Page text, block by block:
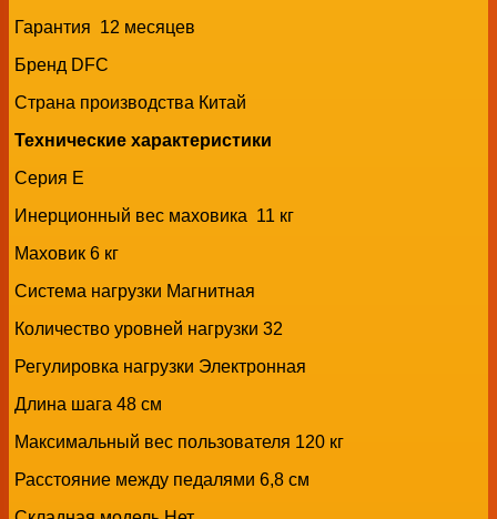
Гарантия 12 месяцев
Бренд DFC
Страна производства Китай
Технические характеристики
Серия E
Инерционный вес маховика 11 кг
Маховик 6 кг
Система нагрузки Магнитная
Количество уровней нагрузки 32
Регулировка нагрузки Электронная
Длина шага 48 см
Максимальный вес пользователя 120 кг
Расстояние между педалями 6,8 см